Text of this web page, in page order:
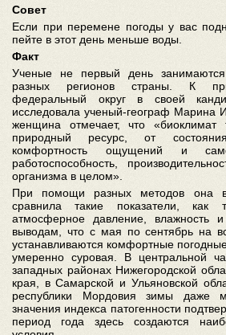
Совет
Если при перемене погоды у вас
пейте в этот день меньше воды.
Факт
Ученые не первый день занимаются
разных регионов страны. К
федеральный округ в своей
исследовала ученый-географ Марина
женщина отмечает, что «биоклимат
природный ресурс, от
комфортность ощущений и
работоспособность,
организма в целом».
При помощи разных методов она
сравнила такие показатели, как
атмосферное давление, влажность
выводам, что с мая по сентябрь на
устанавливаются комфортные
умеренно суровая. В центральной
западных районах Нижегородской
края, в Самарской и Ульяновской
республики Мордовия зимы даже
значения индекса патогенности
период года здесь создаются